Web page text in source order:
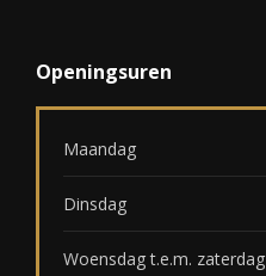
Openingsuren
Maandag
Dinsdag
Woensdag t.e.m. zaterdag